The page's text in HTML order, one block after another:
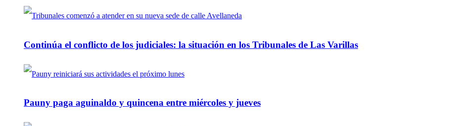
Continúa el conflicto de los judiciales: la situación en los Tribunales de Las Varillas
Pauny paga aguinaldo y quincena entre miércoles y jueves